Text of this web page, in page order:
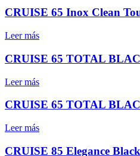
CRUISE 65 Inox Clean
Leer más
CRUISE 65 TOTAL
Leer más
CRUISE 65 TOTAL
Leer más
CRUISE 85 Elegance Black